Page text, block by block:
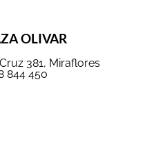
OLIVAR
381, Miraflores
844 450